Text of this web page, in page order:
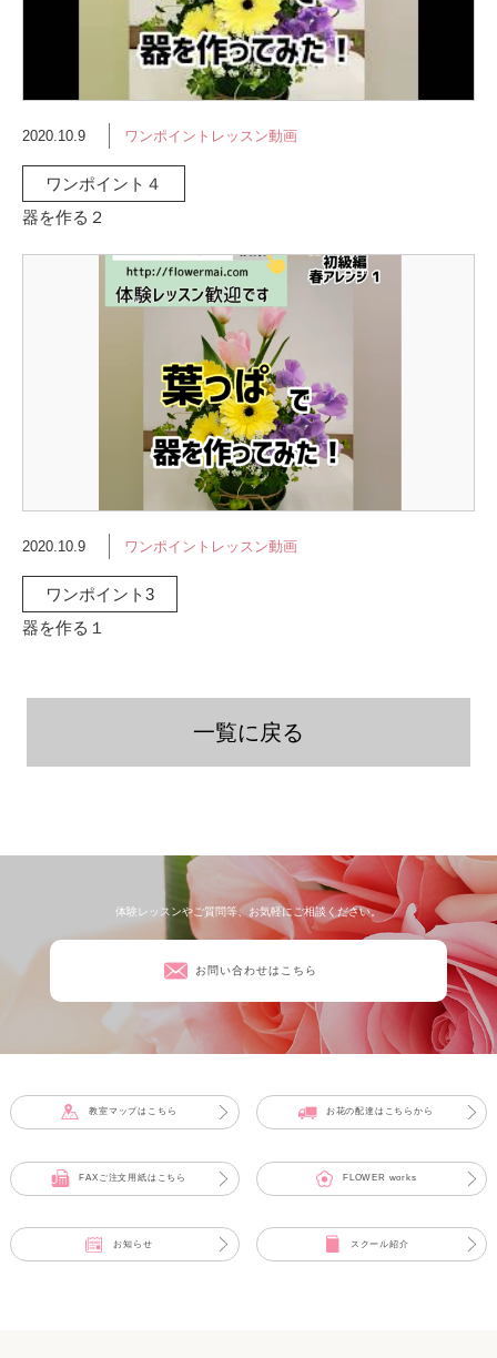
2020.10.9 ワンポイントレッスン動画
ワンポイント４
器を作る２
2020.10.9 ワンポイントレッスン動画
ワンポイント3
器を作る１
一覧に戻る
体験レッスンやご質問等、お気軽にご相談ください。
お問い合わせはこちら
教室マップはこちら お花の配達はこちらから
FAXご注文用紙はこちら FLOWER works
お知らせ スクール紹介